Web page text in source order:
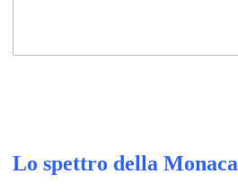
Lo spettro della Monaca